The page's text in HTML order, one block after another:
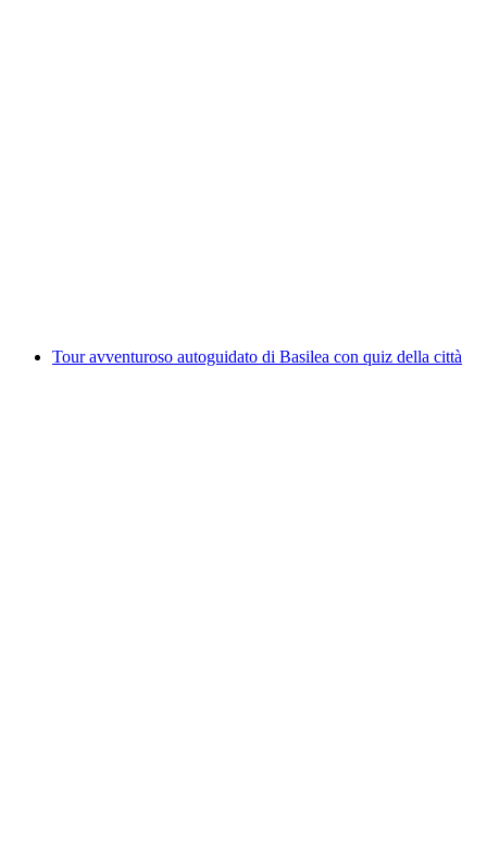
Tour avventuroso autoguidato di Basilea con quiz della città